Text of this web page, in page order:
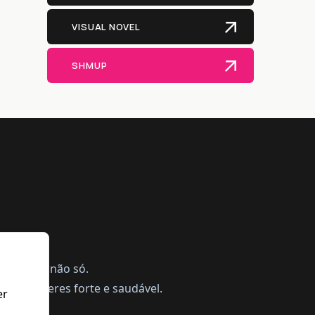
VISUAL NOVEL
SHMUP
mas não só.
te manteres forte e saudável.